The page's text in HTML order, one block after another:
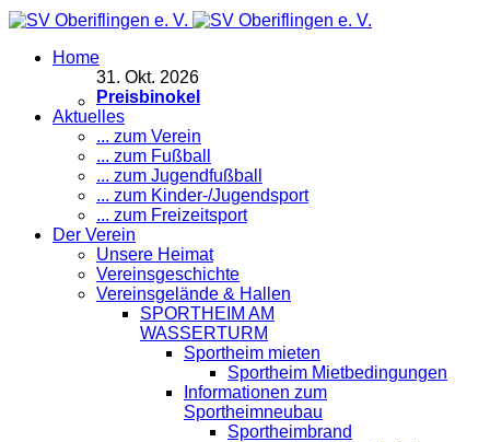
Home
31. Okt. 2026
Preisbinokel
Aktuelles
... zum Verein
... zum Fußball
... zum Jugendfußball
... zum Kinder-/Jugendsport
... zum Freizeitsport
Der Verein
Unsere Heimat
Vereinsgeschichte
Vereinsgelände & Hallen
SPORTHEIM AM
WASSERTURM
Sportheim mieten
Sportheim Mietbedingungen
Informationen zum
Sportheimneubau
Sportheimbrand